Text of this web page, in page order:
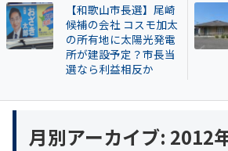
【和歌山市長選】尾崎
候補の会社 コスモ加太
の所有地に太陽光発電
所が建設予定？市長当
選なら利益相反か
月別アーカイブ: 2012